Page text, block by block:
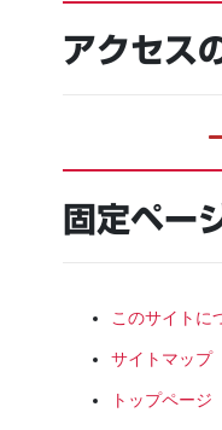
アクセス
固定ペー
このサイトに
サイトマップ
トップページ